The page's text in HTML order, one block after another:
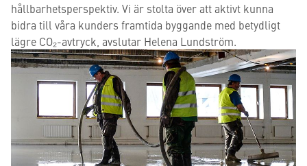
hållbarhetsperspektiv. Vi är stolta över att aktivt kunna
bidra till våra kunders framtida byggande med betydligt
lägre CO₂-avtryck, avslutar Helena Lundström.